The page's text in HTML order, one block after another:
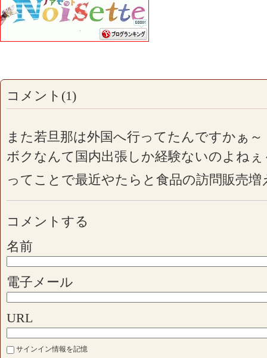
コメント(1)
また若旦那は外国へ行ってたんですかぁ～
ボクなんて国内出張しか経験ないのよねぇ
ってことで最近やたらと食品の訪問販売
コメントする
名前
電子メール
URL
サインイン情報を記憶